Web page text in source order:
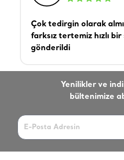
Çok tedirgin olarak
farksız tertemiz hızlı
gönderildi
Yenilikler ve
bültenimize